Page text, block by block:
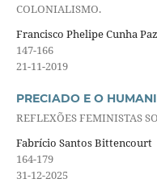
COLONIALISMO.
Francisco Phelipe Cunha Paz
147-166
21-11-2019
PRECIADO E O
REFLEXÕES FEMINISTAS
Fabrício Santos Bittencourt
164-179
31-12-2025